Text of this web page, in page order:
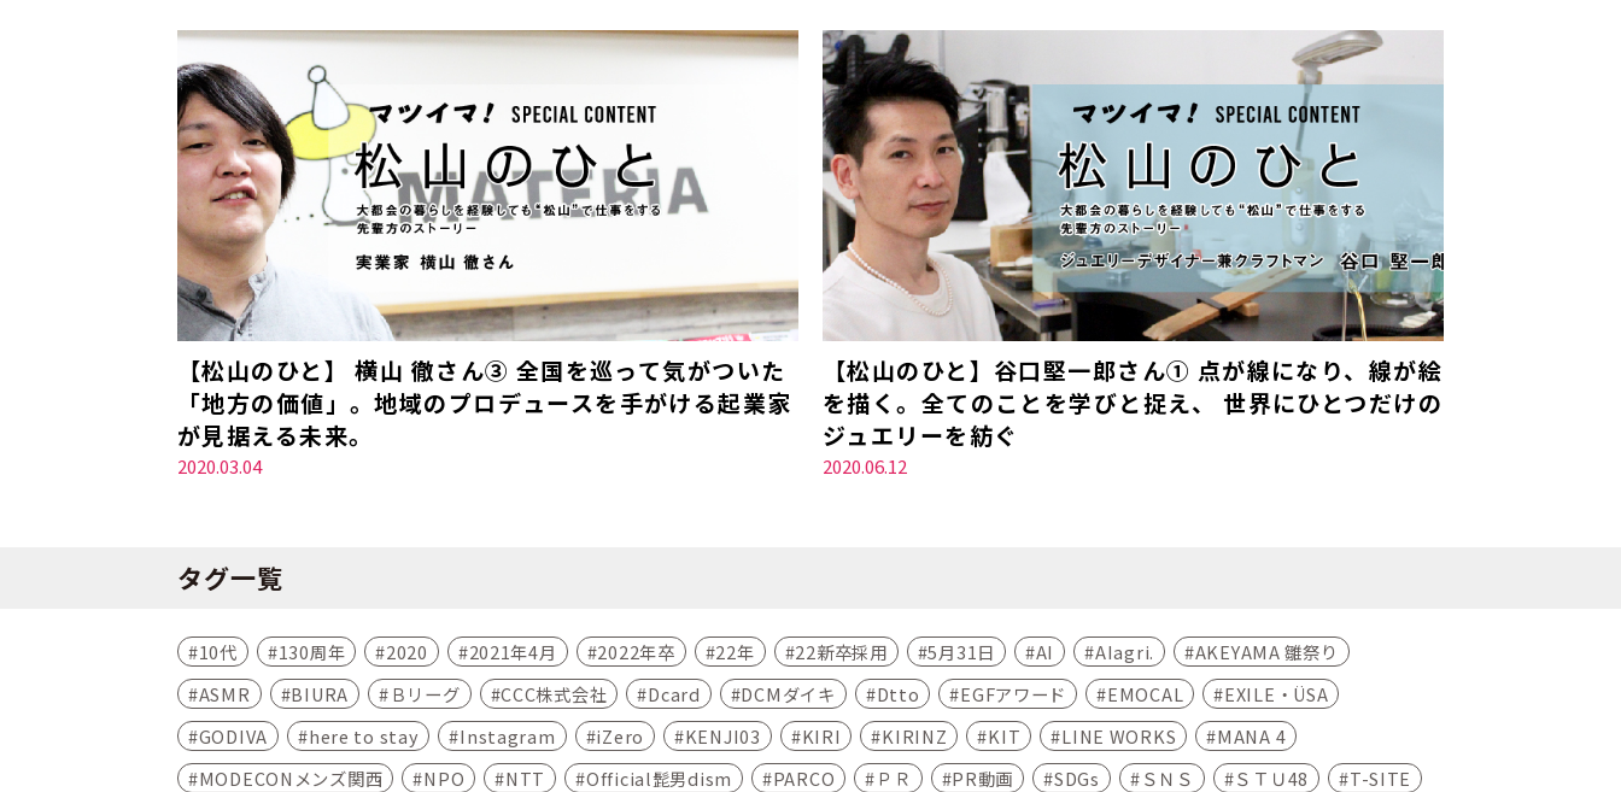
【松山のひと】 横山 徹さん③ 全国を巡って気がついた
「地方の価値」。地域のプロデュースを手がける起業家
が見据える未来。
2020.03.04
【松山のひと】谷口堅一郎さん① 点が線になり、線が絵
を描く。全てのことを学びと捉え、 世界にひとつだけの
ジュエリーを紡ぐ
2020.06.12
タグ一覧
10代 130周年 2020 2021年4月 2022年卒 22年 22新卒採用 5月31日 AI AIagri.
AKEYAMA 雛祭り
ASMR
BIURA Ｂリーグ CCC株式会社 Dcard DCMダイキ Dtto EGFアワード EMOCAL
EXILE・ÜSA
GODIVA
here to stay Instagram iZero KENJI03 KIRI KIRINZ KIT LINE WORKS
MANA 4
MODECONメンズ関西
NPO NTT Official髭男dism PARCO ＰＲ PR動画 SDGs ＳＮＳ ＳＴＵ48
T-SITE